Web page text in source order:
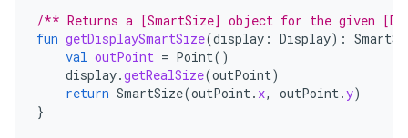
/** Returns a [SmartSize] object for the given
fun getDisplaySmartSize(display : Display):
val outPoint = Point()
display.getRealSize(outPoint)
return SmartSize(outPoint. x, outPoint.y)
}